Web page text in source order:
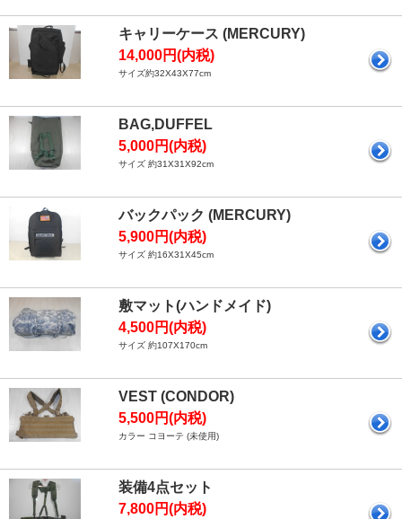
キャリーケース (MERCURY)
14,000円(内税)
サイズ約32X43X77cm
BAG,DUFFEL
5,000円(内税)
サイズ 約31X31X92cm
バックパック (MERCURY)
5,900円(内税)
サイズ 約16X31X45cm
敷マット(ハンドメイド)
4,500円(内税)
サイズ 約107X170cm
VEST (CONDOR)
5,500円(内税)
カラー コヨーテ (未使用)
装備4点セット
7,800円(内税)